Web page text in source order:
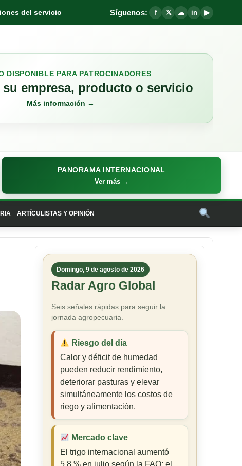
del servicio Síguenos: f 𝕏 ☁ in ▶
DISPONIBLE PARA PATROCINADORES
empresa, producto o servicio
Más información →
PANORAMA INTERNACIONAL
Ver más →
ARTÍCULISTAS Y OPINIÓN
Domingo, 9 de agosto de 2026
Radar Agro Global
Seis señales rápidas para seguir la
jornada agropecuaria.
Riesgo del día
Calor y déficit de humedad
pueden reducir rendimiento,
deteriorar pasturas y elevar
simultáneamente los costos de
riego y alimentación.
Mercado clave
El trigo internacional aumentó